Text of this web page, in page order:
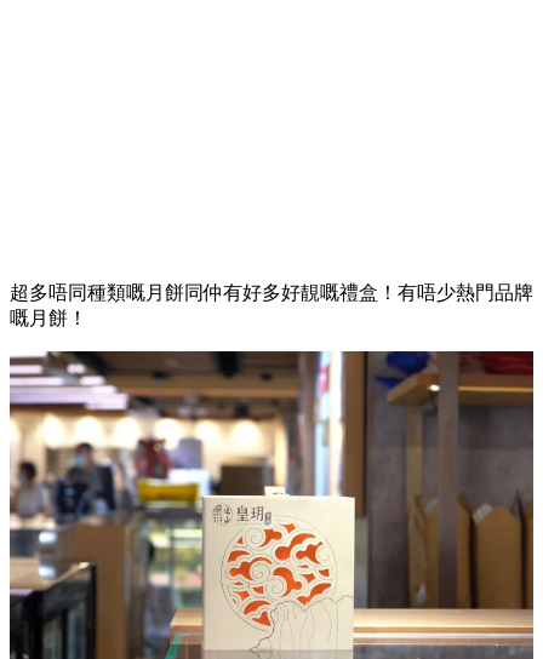
超多唔同種類嘅月餅同仲有好多好靚嘅禮盒！有唔少熱門品牌
嘅月餅！